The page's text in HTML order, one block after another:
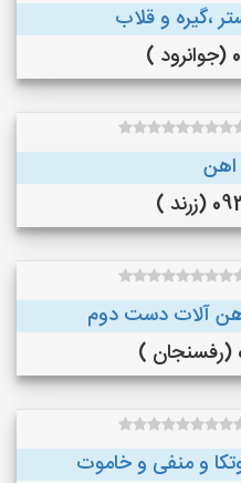
،گیره و قلاب
)
اهن
)
آلات دست دوم
و منفی و خاموت